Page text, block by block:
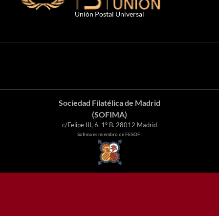
Unión Postal Universal
Sociedad Filatélica de Madrid
(SOFIMA)
c/Felipe III, 6, 1º B. 28012 Madrid
Sofima es miembro de FESOFI